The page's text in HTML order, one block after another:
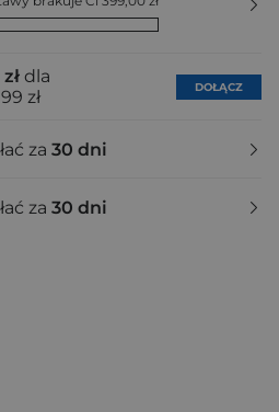
dla
zł
DOŁĄCZ
za 30 dni
za 30 dni